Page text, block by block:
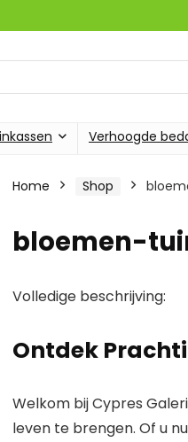
Verhoogde
Home Shop
bloemen-
Volledige beschrijving:
Ontdek
Welkom bijCypres
leven te brengen. Of u